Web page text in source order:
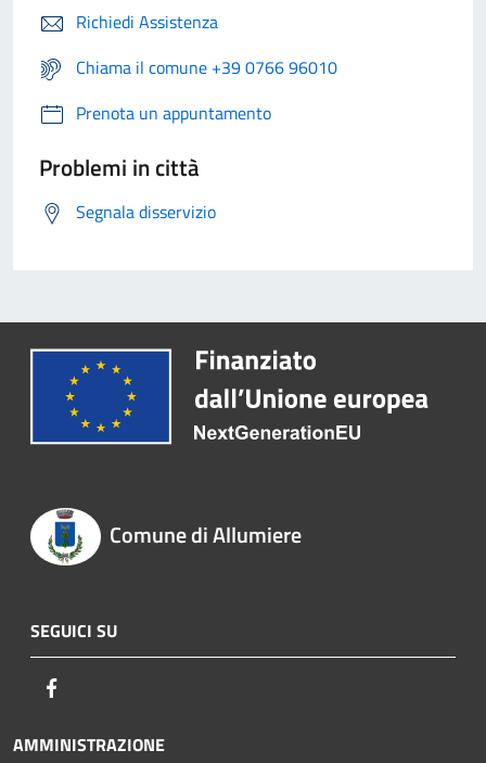
Richiedi Assistenza
Chiama il comune +39 0766 96010
Prenota un appuntamento
Problemi in città
Segnala disservizio
Comune di Allumiere
SEGUICI SU
AMMINISTRAZIONE